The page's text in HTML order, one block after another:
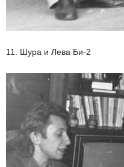
11. Шура и Лева Би-2